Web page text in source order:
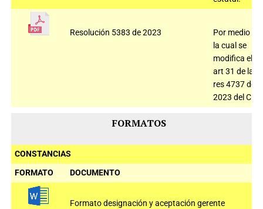
Resolución 5383 de 2023
Por medio de
la cual se
modifica el
art 31 de la
res 4737 de
2023 del CNE
FORMATOS
CONSTANCIAS
FORMATO
DOCUMENTO
Formato designación y aceptación gerente